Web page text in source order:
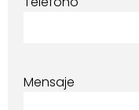
Mensaje